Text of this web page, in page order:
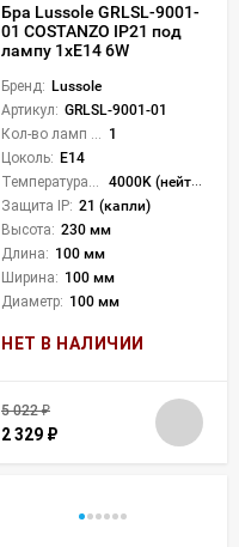
Бра Lussole GRLSL-9001-
01 COSTANZO IP21 под
лампу 1xE14 6W
Бренд: Lussole
Артикул: GRLSL-9001-01
1
Цоколь: E14
4000K (нейтральный)
Защита IP: 21 (капли)
Высота: 230 мм
Длина: 100 мм
Ширина: 100 мм
Диаметр: 100 мм
НЕТ В НАЛИЧИИ
5 022₽
2 329 ₽